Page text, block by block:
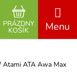
NÁKUPNÝ
PRÁZDNY
KOŠÍK
Atami ATA Awa Max